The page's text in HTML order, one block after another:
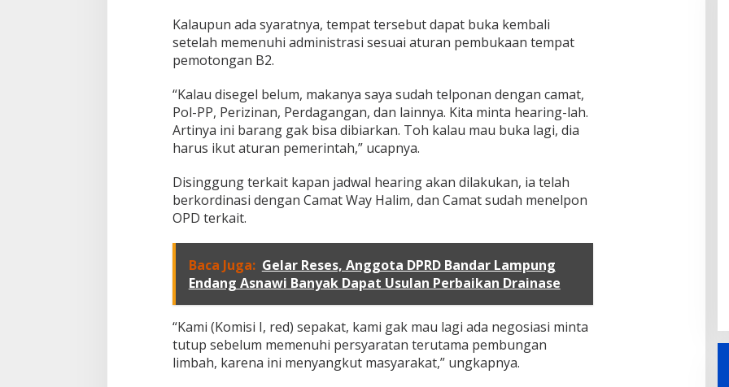
Kalaupun ada syaratnya, tempat tersebut dapat buka kembali
setelah memenuhi administrasi sesuai aturan pembukaan tempat
pemotongan B2.
“Kalau disegel belum, makanya saya sudah telponan dengan camat,
Pol-PP, Perizinan, Perdagangan, dan lainnya. Kita minta hearing-lah.
Artinya ini barang gak bisa dibiarkan. Toh kalau mau buka lagi, dia
harus ikut aturan pemerintah,” ucapnya.
Disinggung terkait kapan jadwal hearing akan dilakukan, ia telah
berkordinasi dengan Camat Way Halim, dan Camat sudah menelpon
OPD terkait.
Baca Juga: Gelar Reses, Anggota DPRD Bandar Lampung
Endang Asnawi Banyak Dapat Usulan Perbaikan Drainase
“Kami (Komisi I, red) sepakat, kami gak mau lagi ada negosiasi minta
tutup sebelum memenuhi persyaratan terutama pembungan
limbah, karena ini menyangkut masyarakat,” ungkapnya.